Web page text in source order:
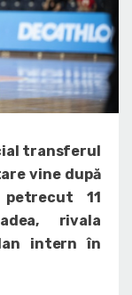
transferul
vine după
11
rivala
intern în